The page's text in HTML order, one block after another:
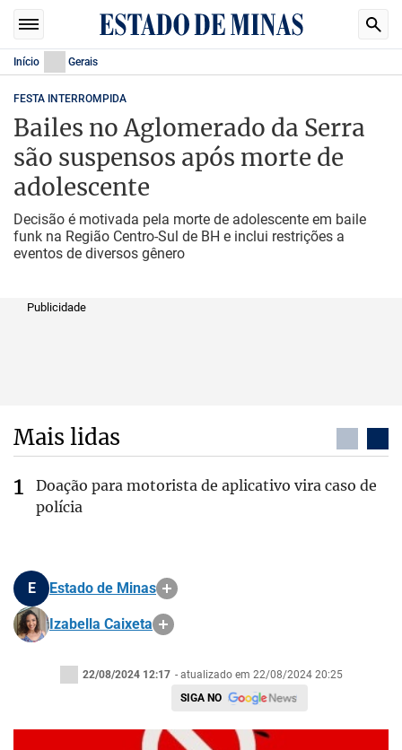
Início Gerais
FESTA INTERROMPIDA
Bailes no Aglomerado da Serra
são suspensos após morte de
adolescente
Decisão é motivada pela morte de adolescente em baile
funk na Região Centro-Sul de BH e inclui restrições a
eventos de diversos gênero
Publicidade
Mais lidas
Doação para motorista de aplicativo vira caso de
polícia
E Estado de Minas
Izabella Caixeta
22/08/2024 12:17 - atualizado em 22/08/2024 20:25
SIGA NO